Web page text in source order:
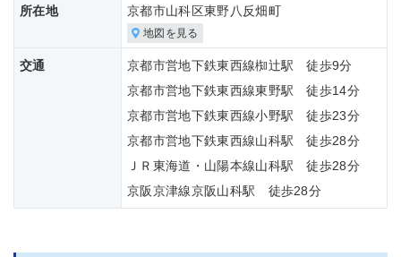
所在地 京都市山科区東野八反畑町
地図を見る
交通
京都市営地下鉄東西線椥辻駅 徒歩9分
京都市営地下鉄東西線東野駅 徒歩14分
京都市営地下鉄東西線小野駅 徒歩23分
京都市営地下鉄東西線山科駅 徒歩28分
ＪＲ東海道・山陽本線山科駅 徒歩28分
京阪京津線京阪山科駅 徒歩28分